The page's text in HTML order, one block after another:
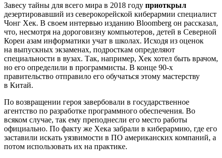
Завесу тайны для всего мира в 2018 году приоткрыл
дезертировавший из северокорейской киберармии специалист
Чонг Хек. В своем интервью изданию Bloomberg он рассказал,
что, несмотря на дороговизну компьютеров, детей в Северной
Кореи азам информатики учат в школах. Исходя из оценок
на выпускных экзаменах, подросткам определяют
специальности в вузах. Так, например, Хек хотел быть врачом,
но его определили в программисты. В конце 90-х
правительство отправило его обучаться этому мастерству
в Китай.
По возвращении героя завербовали в государственное
агентство по разработке программного обеспечения. Во
всяком случае, так ему преподнесли его место работы
официально. По факту же Хека забрали в киберармию, где его
заставили искать уязвимости в ПО американских компаний, а
потом использовать их на практике.